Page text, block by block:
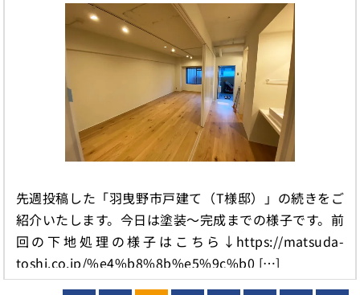
先週投稿した「羽曳野市戸建て（T様邸）」の続きをご
紹介いたします。今日は塗装〜完成までの様子です。前
回の下地処理の様子はこちら↓https://matsuda-
toshi.co.jp/%e4%b8%8b%e5%9c%b0 […]